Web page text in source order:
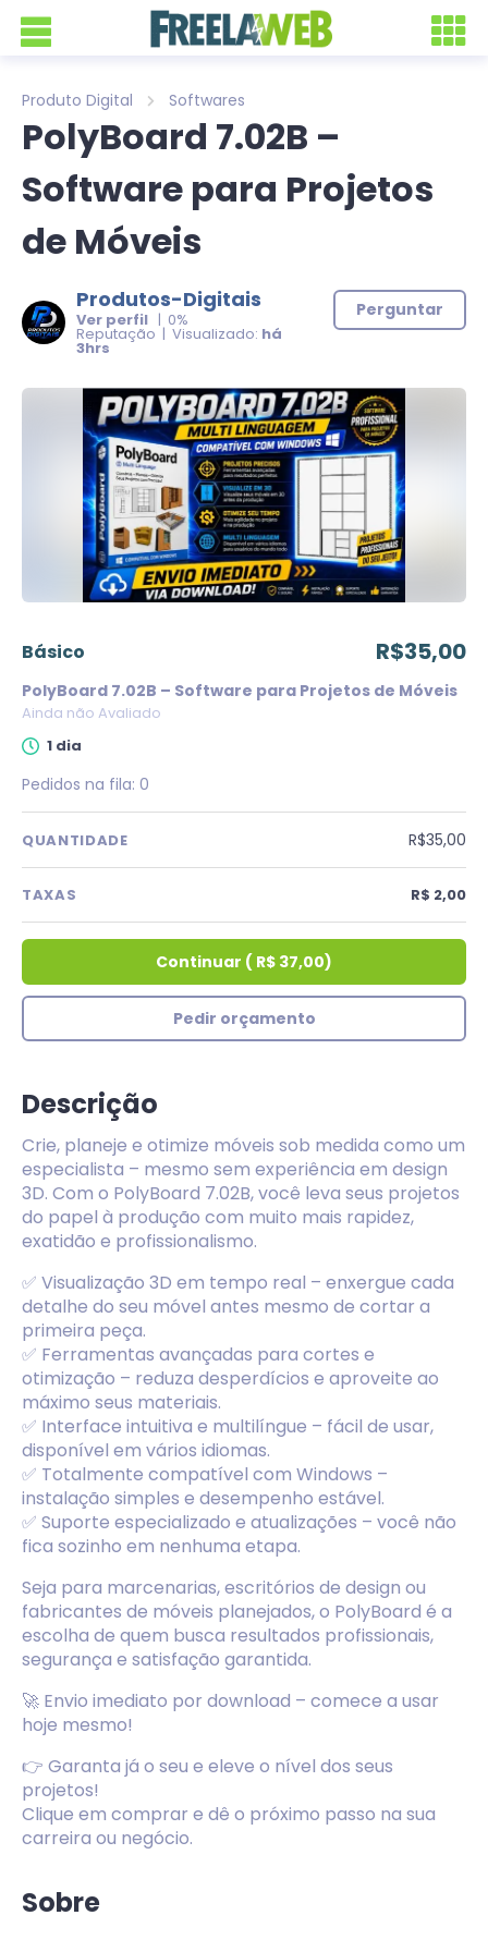
Produto Digital Softwares
PolyBoard 7.02B –
Software para Projetos
de Móveis
Produtos-Digitais
Ver perfil | 0%
Reputação | Visualizado: há
3hrs
Perguntar
básico R$35,00
PolyBoard 7.02B – Software para Projetos de Móveis
Ainda não Avaliado
1 dia
Pedidos na fila: 0
QUANTIDADE R$35,00
TAXAS R$ 2,00
Continuar ( R$ 37,00)
Pedir orçamento
Descrição
Crie, planeje e otimize móveis sob medida como um
especialista – mesmo sem experiência em design
3D. Com o PolyBoard 7.02B, você leva seus projetos
do papel à produção com muito mais rapidez,
exatidão e profissionalismo.
✅ Visualização 3D em tempo real – enxergue cada
detalhe do seu móvel antes mesmo de cortar a
primeira peça.
✅ Ferramentas avançadas para cortes e
otimização – reduza desperdícios e aproveite ao
máximo seus materiais.
✅ Interface intuitiva e multilíngue – fácil de usar,
disponível em vários idiomas.
✅ Totalmente compatível com Windows –
instalação simples e desempenho estável.
✅ Suporte especializado e atualizações – você não
fica sozinho em nenhuma etapa.
Seja para marcenarias, escritórios de design ou
fabricantes de móveis planejados, o PolyBoard é a
escolha de quem busca resultados profissionais,
segurança e satisfação garantida.
🚀 Envio imediato por download – comece a usar
hoje mesmo!
👉 Garanta já o seu e eleve o nível dos seus
projetos!
Clique em comprar e dê o próximo passo na sua
carreira ou negócio.
Sobre